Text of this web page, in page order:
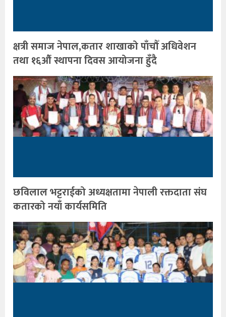
क्षत्री समाज नेपाल,कतार शाखाको पाँचौँ अधिवेशन
तथा १६औँ स्थापना दिवस आयोजना हुँदै
छविलाल भट्टराईको अध्यक्षतामा नेपाली रक्तदाता संघ
कतारको नयाँ कार्यसमिति